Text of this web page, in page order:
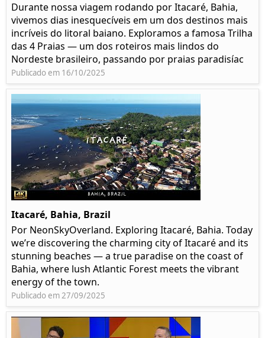
Durante nossa viagem rodando por Itacaré, Bahia,
vivemos dias inesquecíveis em um dos destinos mais
incríveis do litoral baiano. Exploramos a famosa Trilha
das 4 Praias — um dos roteiros mais lindos do
Nordeste brasileiro, passando por praias paradisíac
Publicado em 16/10/2025
Itacaré, Bahia, Brazil
Por NeonSkyOverland. Exploring Itacaré, Bahia. Today
we’re discovering the charming city of Itacaré and its
stunning beaches — a true paradise on the coast of
Bahia, where lush Atlantic Forest meets the vibrant
energy of the town.
Publicado em 27/09/2025